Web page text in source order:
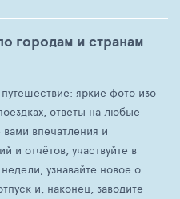
городам и странам
яркие фото изо
ответы на любые
впечатления и
и отчётов, участвуйте в
узнавайте новое о
и, наконец, заводите